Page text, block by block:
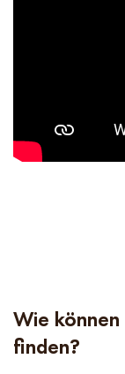
Wie
finden?